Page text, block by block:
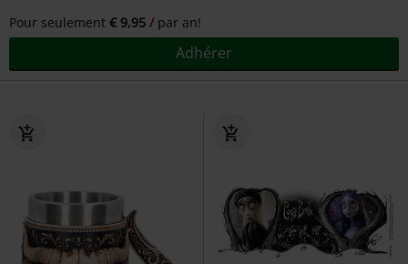
Pour seulement € 9,95 par an!
Adhérer